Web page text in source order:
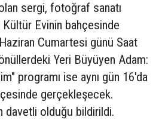
sergi, fotoğraf sanatı
Evinin bahçesinde
Cumartesi günü Saat
Yeri Büyüyen Adam:
programı ise aynı gün 16'da
gerçekleşecek.
davetli olduğu bildirildi.